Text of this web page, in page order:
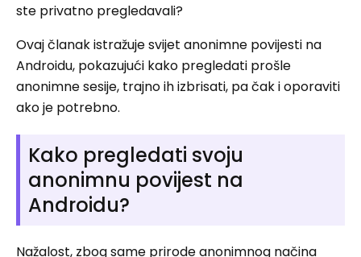
ste privatno pregledavali?
Ovaj članak istražuje svijet anonimne povijesti na
Androidu, pokazujući kako pregledati prošle
anonimne sesije, trajno ih izbrisati, pa čak i oporaviti
ako je potrebno.
Kako pregledati svoju
anonimnu povijest na
Androidu?
Nažalost, zbog same prirode anonimnog načina